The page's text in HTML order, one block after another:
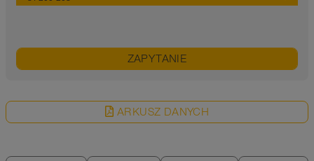
ZAPYTANIE
ARKUSZ DANYCH